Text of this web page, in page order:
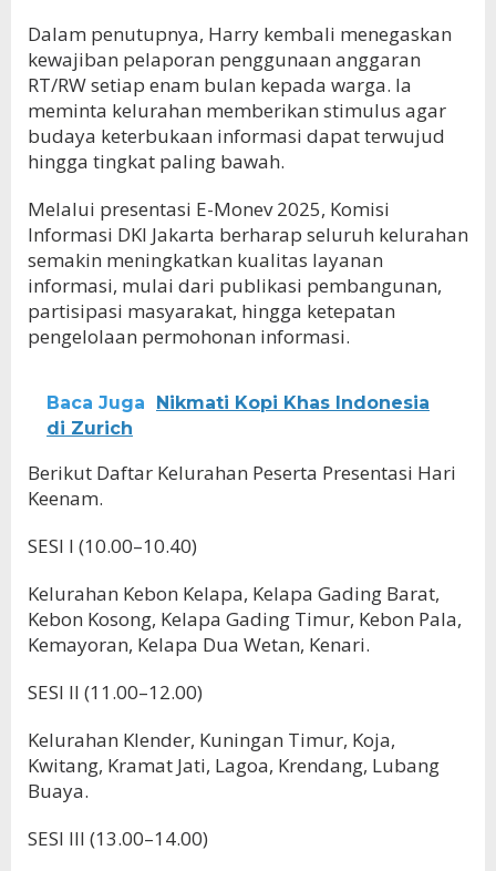
Dalam penutupnya, Harry kembali menegaskan
kewajiban pelaporan penggunaan anggaran
RT/RW setiap enam bulan kepada warga. Ia
meminta kelurahan memberikan stimulus agar
budaya keterbukaan informasi dapat terwujud
hingga tingkat paling bawah.
Melalui presentasi E-Monev 2025, Komisi
Informasi DKI Jakarta berharap seluruh kelurahan
semakin meningkatkan kualitas layanan
informasi, mulai dari publikasi pembangunan,
partisipasi masyarakat, hingga ketepatan
pengelolaan permohonan informasi.
Baca Juga
Nikmati Kopi Khas Indonesia
di Zurich
Berikut Daftar Kelurahan Peserta Presentasi Hari
Keenam.
SESI I (10.00–10.40)
Kelurahan Kebon Kelapa, Kelapa Gading Barat,
Kebon Kosong, Kelapa Gading Timur, Kebon Pala,
Kemayoran, Kelapa Dua Wetan, Kenari.
SESI II (11.00–12.00)
Kelurahan Klender, Kuningan Timur, Koja,
Kwitang, Kramat Jati, Lagoa, Krendang, Lubang
Buaya.
SESI III (13.00–14.00)